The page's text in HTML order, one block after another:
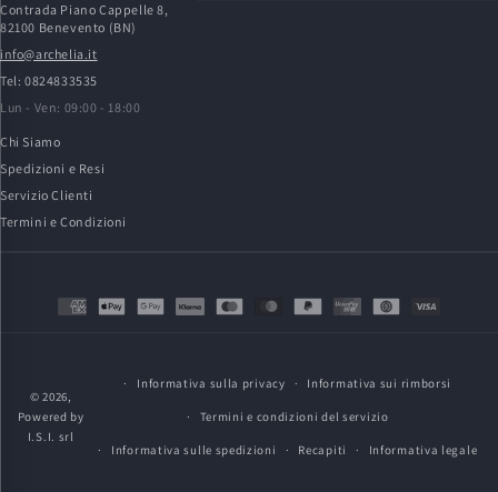
Contrada Piano Cappelle 8,
82100 Benevento (BN)
info@archelia.it
Tel: 0824833535
Lun - Ven: 09:00 - 18:00
Chi Siamo
Spedizioni e Resi
Servizio Clienti
Termini e Condizioni
Metodi
© 2026,
Powered by
I.S.I. srl
Informativa sulla privacy Informativa sui rimborsi
Termini e condizioni del servizio
Informativa sulle spedizioni Recapiti Informativa legale